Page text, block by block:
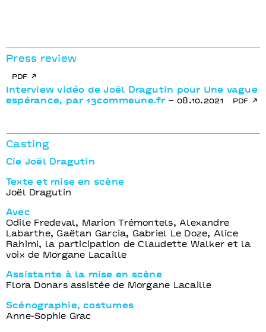
Press review
pdf
Interview vidéo de Joël Dragutin pour Une vague
espérance, par 13commeune.fr– 08.10.2021 pdf
Casting
Cie Joël Dragutin
Texte et mise en scène
Joël Dragutin
Avec
Odile Fredeval, Marion Trémontels, Alexandre
Labarthe, Gaëtan Garcia, Gabriel Le Doze, Alice
Rahimi, la participation de Claudette Walker et la
voix de Morgane Lacaille
Assistante à la mise en scène
Flora Donars assistée de Morgane Lacaille
Scénographie, costumes
Anne-Sophie Grac